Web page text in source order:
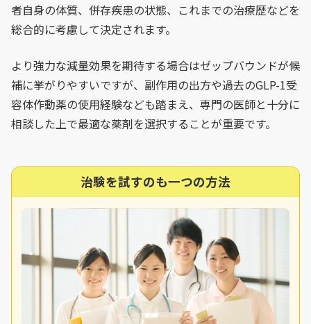
者自身の体質、併存疾患の状態、これまでの治療歴などを
総合的に考慮して決定されます。
より強力な減量効果を期待する場合はゼップバウンドが候
補に挙がりやすいですが、副作用の出方や過去のGLP-1受
容体作動薬の使用経験なども踏まえ、専門の医師と十分に
相談した上で最適な薬剤を選択することが重要です。
治験を試すのも一つの方法